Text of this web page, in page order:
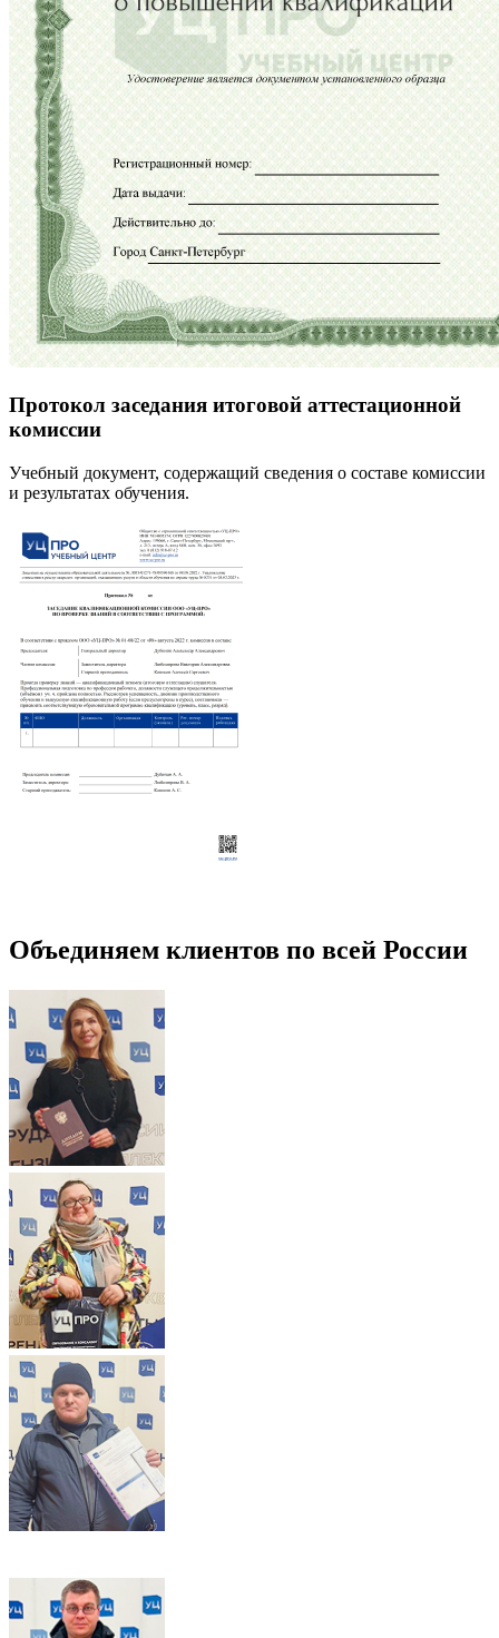
Протокол заседания итоговой аттестационной
комиссии
Учебный документ, содержащий сведения о составе комиссии
и результатах обучения.
Объединяем клиентов по всей России